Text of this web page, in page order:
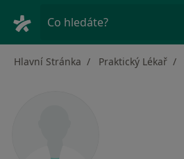
Co hledáte?
Hlavní Stránka Praktický Lékař